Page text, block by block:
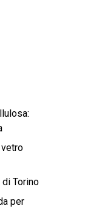
di Torino
per